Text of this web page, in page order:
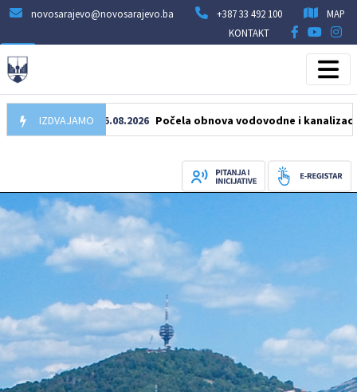
novosarajevo@novosarajevo.ba +387 33 492 100
MAP
KONTAKT
IZDVAJAMO
05.08.2026 Počela obnova vodovodne i kanalizacione